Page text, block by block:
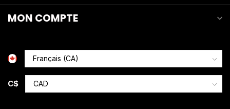
MON COMPTE
C$